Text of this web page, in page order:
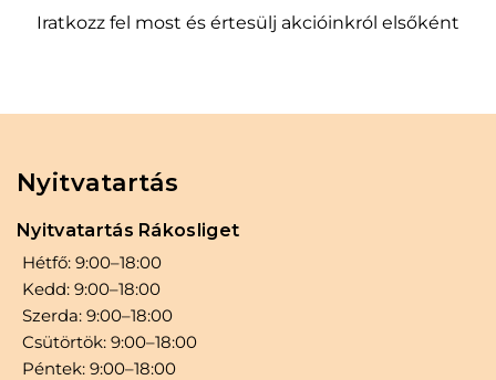
Iratkozz fel most és értesülj akcióinkról elsőként
Nyitvatartás
Nyitvatartás Rákosliget
Hétfő: 9:00–18:00
Kedd: 9:00–18:00
Szerda: 9:00–18:00
Csütörtök: 9:00–18:00
Péntek: 9:00–18:00